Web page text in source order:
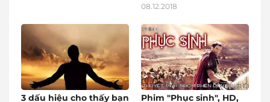
08.12.2018
3 dấu hiệu cho thấy bạn
Phim "Phục sinh", HD,